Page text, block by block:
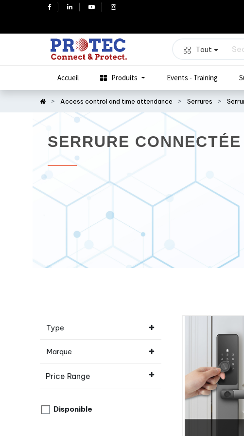
Tout
Accueil Produits Events - Training
Access control and time attendance Serrures
SERRURE CONNECTÉE
Type
Marque
Price Range
Disponible